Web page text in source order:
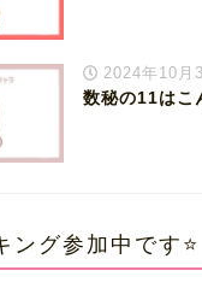
2024年10月
数秘の11はこ
ング参加中です⭐️